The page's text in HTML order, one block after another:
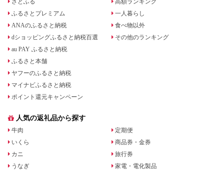
さとふる
ふるさとプレミアム
ANAのふるさと納税
dショッピングふるさと納税百選
au PAY ふるさと納税
ふるさと本舗
ヤフーのふるさと納税
マイナビふるさと納税
ポイント還元キャンペーン
高額ランキング
一人暮らし
食べ物以外
その他のランキング
人気の返礼品から探す
牛肉
いくら
カニ
うなぎ
定期便
商品券・金券
旅行券
家電・電化製品